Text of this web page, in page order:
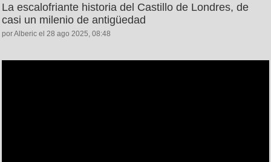
La escalofriante historia del Castillo de Londres, de
casi un milenio de antigüedad
por Alberic el 28 ago 2025, 08:48